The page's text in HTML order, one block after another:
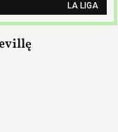
LA LIGA